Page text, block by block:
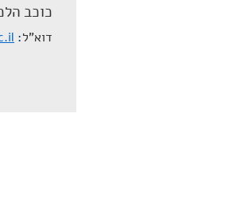
כוכב
דוא"ל